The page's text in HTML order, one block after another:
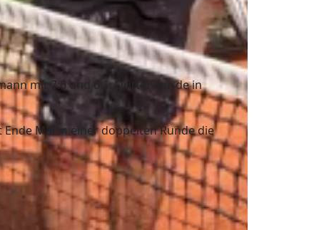
mit 7:6 und 6:1. Dritter wurde in
Mai in einer doppelten Runde die